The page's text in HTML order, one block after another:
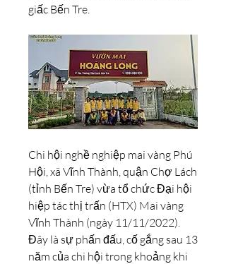
giấc Bến Tre.
Chi hội nghề nghiệp mai vàng Phú
Hội, xã Vĩnh Thành, quận Chợ Lách
(tỉnh Bến Tre) vừa tổ chức Đại hội
hiệp tác thị trấn (HTX) Mai vàng
Vĩnh Thành (ngày 11/11/2022).
Đây là sự phấn đấu, cố gắng sau 13
năm của chi hội trong khoảng khi